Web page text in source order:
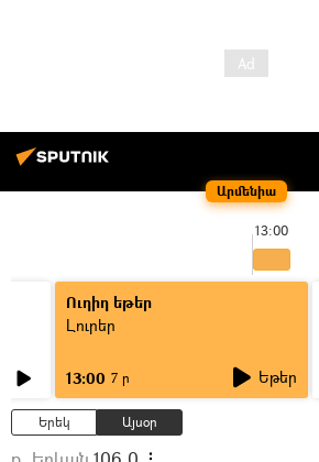
Արմենիա
13:00
Ուղիղ եթեր
Լուրեր
13:00 7 ր Եթեր
Երեկ Այսօր